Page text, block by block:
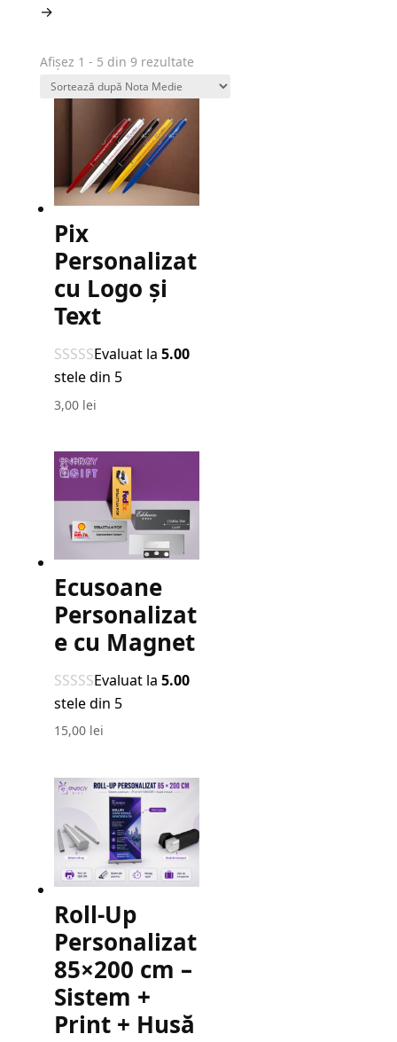
→
Afișez 1 - 5 din 9 rezultateSortat
după
Pix
Personalizat
cu Logo și
Text
Evaluat la 5.00
stele din 5
3,00 lei
Ecusoane
Personalizat
e cu Magnet
Evaluat la 5.00
stele din 5
15,00 lei
Roll-Up
Personalizat
85×200 cm –
Sistem +
Print + Husă